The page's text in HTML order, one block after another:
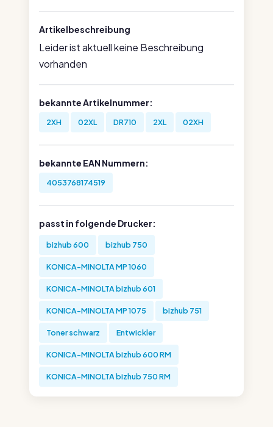
Artikelbeschreibung
Leider ist aktuell keine Beschreibung
vorhanden
bekannte Artikelnummer:
2XH 02XL DR710 2XL 02XH
bekannte EAN Nummern:
4053768174519
passt in folgende Drucker:
bizhub 600 bizhub 750
KONICA-MINOLTA MP 1060
KONICA-MINOLTA bizhub 601
KONICA-MINOLTA MP 1075 bizhub 751
Toner schwarz Entwickler
KONICA-MINOLTA bizhub 600 RM
KONICA-MINOLTA bizhub 750 RM